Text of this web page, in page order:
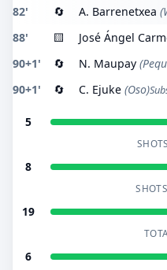
82' 🔄 A. Barrenetxea
88' 🟨 José Ángel
90+1' 🔄 N. Maupay
90+1' 🔄 C. Ejuke (Oso)
5
8
19
6